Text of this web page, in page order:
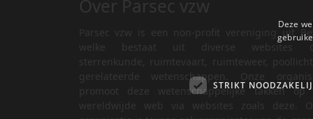
Parsec vzw is een non-profit vereniging uit
welke bestaat uit diverse websites
gerelateerde wetenschappen. Onze
promoot deze wetenschappelijke takken op
Deze
STRIKT